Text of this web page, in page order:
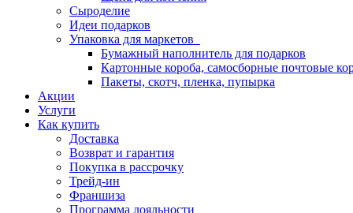
Сыроделие
Идеи подарков
Упаковка для маркетов
Бумажный наполнитель для подарков
Картонные короба, самосборные почтовые
Пакеты, скотч, пленка, пупырка
Акции
Услуги
Как купить
Доставка
Возврат и гарантия
Покупка в рассрочку
Трейд-ин
Франшиза
Программа лояльности